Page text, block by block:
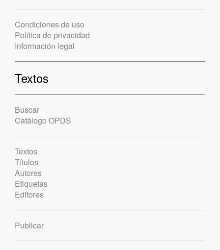
Condiciones de uso
Política de privacidad
Información legal
Textos
Buscar
Catálogo OPDS
Textos
Títulos
Autores
Etiquetas
Editores
Publicar